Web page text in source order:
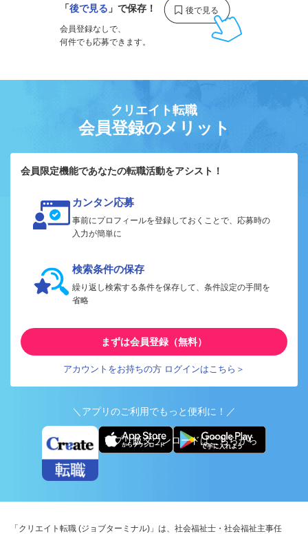
「後で見る 」で保存！
会員登録なしで、
何件でも応募できます。
クリエイト転職
会員登録のメリット
会員限定機能であなたの転職活動をアシスト！
カンタン応募
事前にプロフィールを登録しておくことで、応募時の
入力が簡単に
検索条件の保存
繰り返し検索する条件を保存して、条件設定の手間を
省略
まずは会員登録（無料）
アカウントをお持ちの方 ログインはこちら＞
＼アプリのご利用でもっと便利に！／
アプリ版ダウンロードはこちらから
「クリエイト転職 (ジョブターミナル)」は、社会福祉士・社会福祉主事任